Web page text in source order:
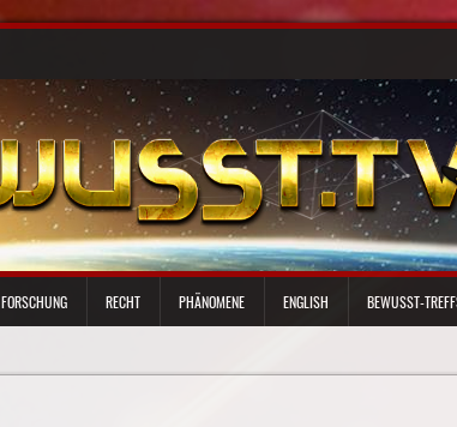
FORSCHUNG RECHT PHÄNOMENE ENGLISH BEWUSST-TREFFS